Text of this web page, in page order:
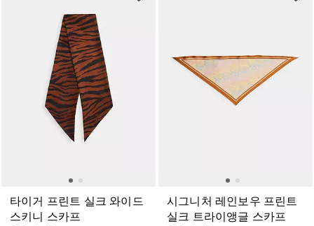
타이거 프린트 실크 와이드
스키니 스카프
시그니처 레인보우 프린트
실크 트라이앵글 스카프